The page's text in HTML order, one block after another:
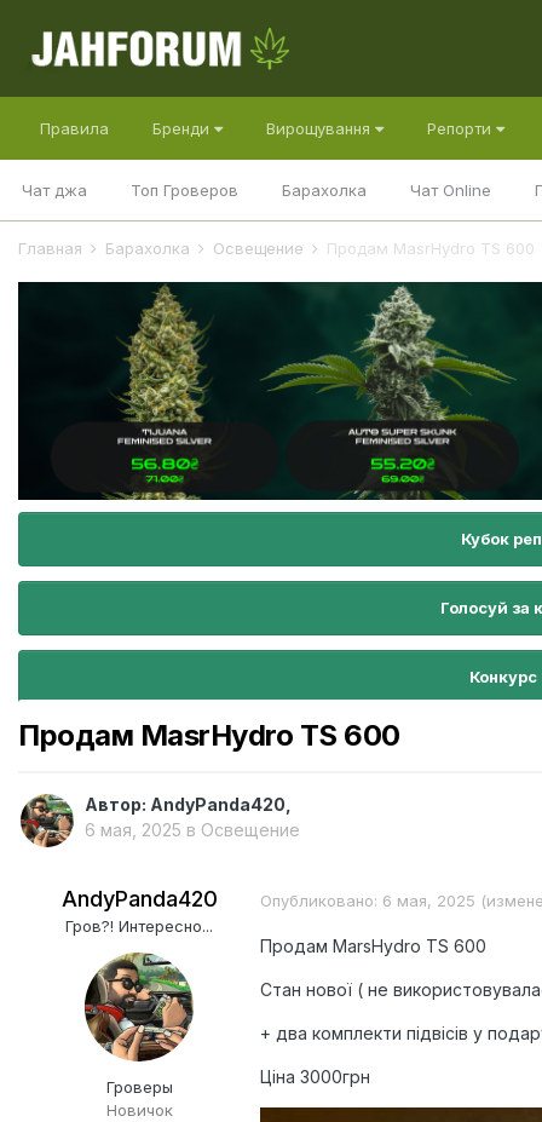
Правила Бренди Вирощування Репорти
Чат джа Топ Гроверов Барахолка Чат Online
Главная Барахолка Освещение Продам MasrHydro TS 600
Кубок
Голосуй
Продам MasrHydro TS 600
Автор: AndyPanda420
6 мая, 2025 в Освещение
AndyPanda420
Гров?! Интересно...
Гроверы
Новичок
Опубликовано: 6 мая, 2025
Продам MarsHydro TS 600
Стан нової ( не
+ два комплекти підвісів у
Ціна 3000грн